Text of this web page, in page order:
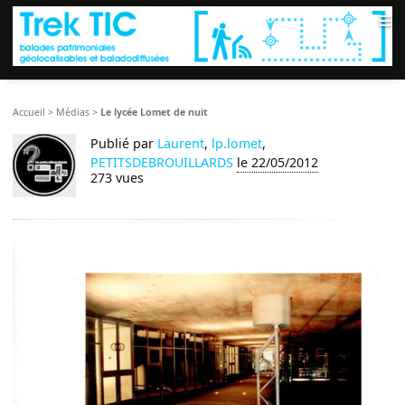
≡
Accueil > Médias > Le lycée Lomet de nuit
Publié par Laurent, lp.lomet,
PETITSDEBROUILLARDS le 22/05/2012
273 vues